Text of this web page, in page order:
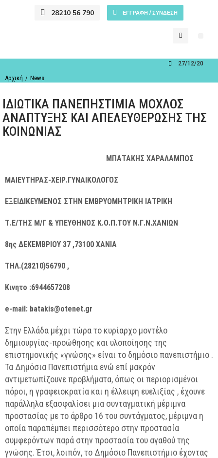
28210 56 790 ΕΓΓΡΑΦΗ / ΣΥΝΔΕΣΗ
You are
Αρχική News
27/12/2023
ΙΔΙΩΤΙΚΑ ΠΑΝΕΠΗΣΤΙΜΙΑ ΜΟΧΛΟΣ
ΑΝΑΠΤΥΞΗΣ ΚΑΙ ΑΠΕΛΕΥΘΕΡΩΣΗΣ ΤΗΣ
ΚΟΙΝΩΝΙΑΣ
ΜΠΑΤΑΚΗΣ ΧΑΡΑΛΑΜΠΟΣ
ΜΑΙΕΥΤΗΡΑΣ-ΧΕΙΡ.ΓΥΝΑΙΚΟΛΟΓΟΣ
ΕΞΕΙΔΙΚΕΥΜΕΝΟΣ ΣΤΗΝ ΕΜΒΡΥΟΜΗΤΡΙΚΗ ΙΑΤΡΙΚΗ
Τ.Ε/ΤΗΣ Μ/Γ & ΥΠΕΥΘΗΝΟΣ Κ.Ο.Π.ΤΟΥ Ν.Γ.Ν.ΧΑΝΙΩΝ
8ης ΔΕΚΕΜΒΡΙΟΥ 37 ,73100 ΧΑΝΙΑ
ΤΗΛ.(28210)56790 ,
Κινητο :6944657208
e-mail: batakis@otenet.gr
Στην Ελλάδα μέχρι τώρα το κυρίαρχο μοντέλο
δημιουργίας-προώθησης και υλοποίησης της
επιστημονικής «γνώσης» είναι το δημόσιο πανεπιστήμιο .
Τα Δημόσια Πανεπιστήμια ενώ επί μακρόν
αντιμετωπίζουνε προβλήματα, όπως οι περιορισμένοι
πόροι, η γραφειοκρατία και η έλλειψη ευελιξίας , έχουνε
παράλληλα εξασφαλίσει μια συνταγματική μέριμνα
προστασίας με το άρθρο 16 του συντάγματος, μέριμνα η
οποία παραπέμπει περισσότερο στην προστασία
συμφερόντων παρά στην προστασία του αγαθού της
γνώσης. Έτσι, λοιπόν, το Δημόσιο Πανεπιστήμιο έχοντας